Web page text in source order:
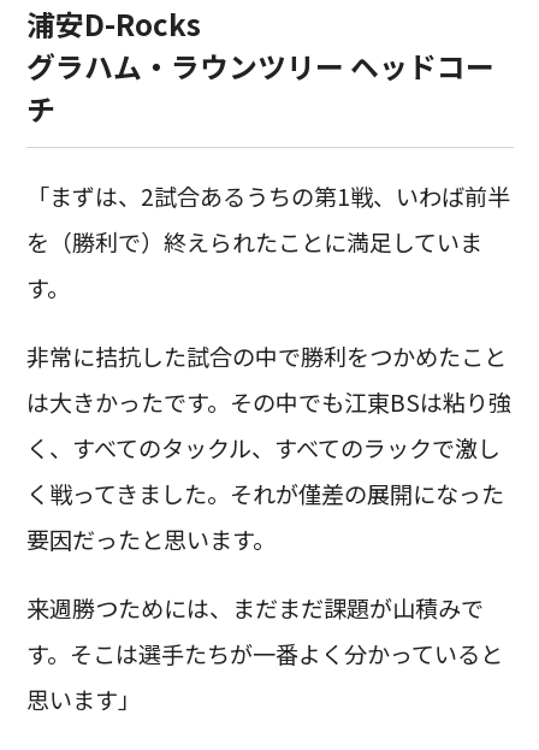
浦安D-Rocks
グラハム・ラウンツリー ヘッドコー
チ
「まずは、2試合あるうちの第1戦、いわば前半
を（勝利で）終えられたことに満足していま
す。
非常に拮抗した試合の中で勝利をつかめたこと
は大きかったです。その中でも江東BSは粘り強
く、すべてのタックル、すべてのラックで激し
く戦ってきました。それが僅差の展開になった
要因だったと思います。
来週勝つためには、まだまだ課題が山積みで
す。そこは選手たちが一番よく分かっていると
思います」